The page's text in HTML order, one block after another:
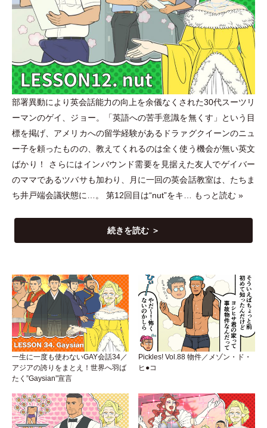
部署異動により英会話能力の向上を余儀なくされた30代スーツリ
ーマンのゲイ、ジョー。
「英語への苦手意識を無くす 」
という目
標を掲げ、アメリカへの留学経験があるドラァグクイーンのニュ
ー子を頼ったものの、教えてくれるのは全く使う機会が無い英文
ばかり！ さらにはインバウンド需要を見据えた友人でゲイバー
のママであるツバサも加わり、月に一回の英会話教室は、たちま
ち井戸端会議状態に…。 第12回目は“nut”をキ…
もっと読む »
続きを読む ＞
一生に一度も使わないGAY会話34／
アジアの誇りをまとえ！世界へ羽ば
たく”Gaysian”宣言
Pickles! Vol.88 物件／メゾン・ド・
ヒ●コ